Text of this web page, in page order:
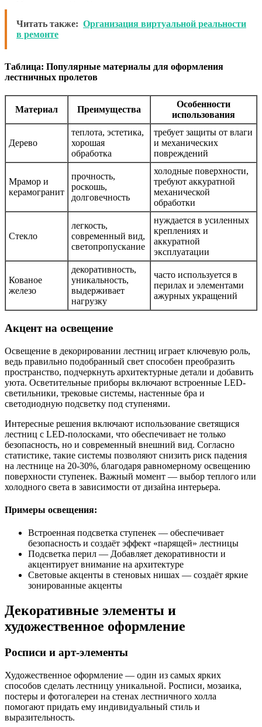
Читать также: Организация виртуальной реальности
в ремонте
Таблица: Популярные материалы для оформления
лестничных пролетов
Материал Преимущества
Особенности
использования
Дерево
теплота, эстетика,
хорошая
обработка
требует защиты от влаги
и механических
повреждений
Мрамор и
керамогранит
прочность,
роскошь,
долговечность
холодные поверхности,
требуют аккуратной
механической
обработки
Стекло
легкость,
современный вид,
светопропускание
нуждается в усиленных
креплениях и
аккуратной
эксплуатации
Кованое
железо
декоративность,
уникальность,
выдерживает
нагрузку
часто используется в
перилах и элементами
ажурных укращений
Акцент на освещение
Освещение в декорировании лестниц играет ключевую роль,
ведь правильно подобранный свет способен преобразить
пространство, подчеркнуть архитектурные детали и добавить
уюта. Осветительные приборы включают встроенные LED-
светильники, трековые системы, настенные бра и
светодиодную подсветку под ступенями.
Интересные решения включают использование светящися
лестниц с LED-полосками, что обеспечивает не только
безопасность, но и современный внешний вид. Согласно
статистике, такие системы позволяют снизить риск падения
на лестнице на 20-30%, благодаря равномерному освещению
поверхности ступенек. Важный момент — выбор теплого или
холодного света в зависимости от дизайна интерьера.
Примеры освещения:
Встроенная подсветка ступенек — обеспечивает
безопасность и создаёт эффект «парящей» лестницы
Подсветка перил — Добавляет декоративности и
акцентирует внимание на архитектуре
Световые акценты в стеновых нишах — создаёт яркие
зонированные акценты
Декоративные элементы и
художественное оформление
Росписи и арт-элементы
Художественное оформление — один из самых ярких
способов сделать лестницу уникальной. Росписи, мозаика,
постеры и фотогалереи на стенах лестничного холла
помогают придать ему индивидуальный стиль и
выразительность.